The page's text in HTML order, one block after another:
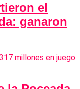
el
ganaron